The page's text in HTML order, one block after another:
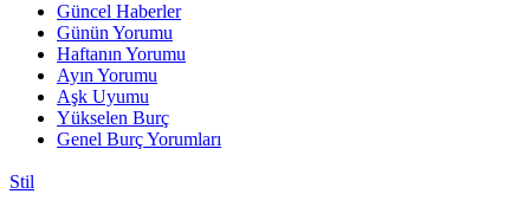
Güncel Haberler
Günün Yorumu
Haftanın Yorumu
Ayın Yorumu
Aşk Uyumu
Yükselen Burç
Genel Burç Yorumları
Stil